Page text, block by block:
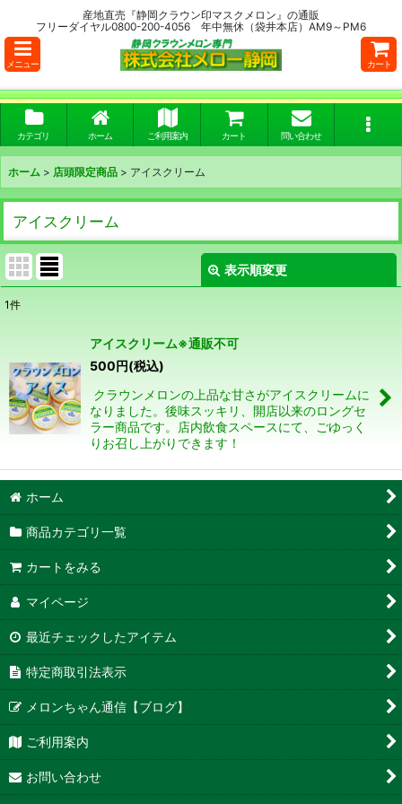
産地直売『静岡クラウン印マスクメロン』の通販
フリーダイヤル0800-200-4056 年中無休（袋井本店）AM9～PM6
メニュー カート
カテゴリ ホーム ご利用案内 カート 問い合わせ
ホーム > 店頭限定商品 > アイスクリーム
アイスクリーム
表示順変更
並び順:
絞り込む
1件
アイスクリーム※通販不可
500円(税込)
クラウンメロンの上品な甘さがアイスクリームに
なりました。後味スッキリ、開店以来のロングセ
ラー商品です。店内飲食スペースにて、ごゆっく
りお召し上がりできます！
ホーム
商品カテゴリ一覧
カートをみる
マイページ
最近チェックしたアイテム
特定商取引法表示
メロンちゃん通信【ブログ】
ご利用案内
お問い合わせ